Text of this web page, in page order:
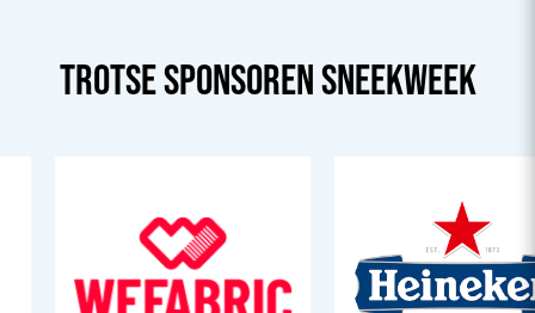
TROTSE SPONSORENSNEEKWEEK